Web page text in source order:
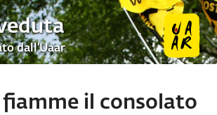
dall’Uaar
fiamme il consolato